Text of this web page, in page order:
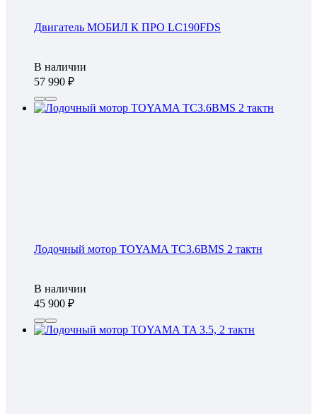
Двигатель МОБИЛ К ПРО LC190FDS
В наличии
57 990
Лодочный мотор TOYAMA TC3.6BMS 2 тактн
В наличии
45 900